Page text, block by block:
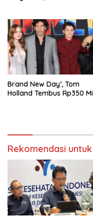
Brand New Day’, Tom
Holland Tembus Rp350
Rekomendasi